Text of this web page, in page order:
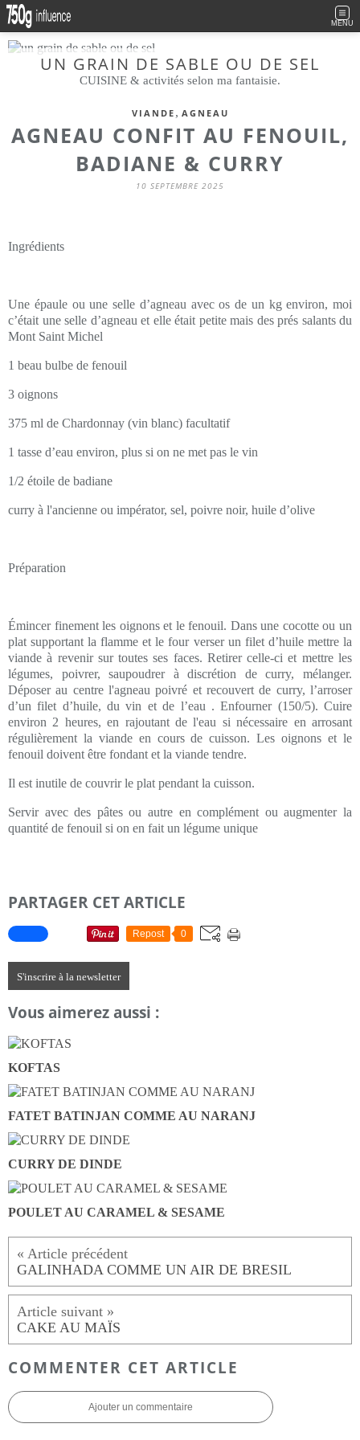
MENU
UN GRAIN DE SABLE OU DE SEL
CUISINE & activités selon ma fantaisie.
VIANDE , AGNEAU
AGNEAU CONFIT AU FENOUIL,
BADIANE & CURRY
10 SEPTEMBRE 2025
Ingrédients
Une épaule ou une selle d’agneau avec os de un kg environ, moi
c’était une selle d’agneau et elle était petite mais des prés salants du
Mont Saint Michel
1 beau bulbe de fenouil
3 oignons
375 ml de Chardonnay (vin blanc) facultatif
1 tasse d’eau environ, plus si on ne met pas le vin
1/2 étoile de badiane
curry à l'ancienne ou impérator, sel, poivre noir, huile d’olive
Préparation
Émincer finement les oignons et le fenouil. Dans une cocotte ou un
plat supportant la flamme et le four verser un filet d’huile mettre la
viande à revenir sur toutes ses faces. Retirer celle-ci et mettre les
légumes, poivrer, saupoudrer à discrétion de curry, mélanger.
Déposer au centre l'agneau poivré et recouvert de curry, l’arroser
d’un filet d’huile, du vin et de l’eau . Enfourner (150/5). Cuire
environ 2 heures, en rajoutant de l'eau si nécessaire en arrosant
régulièrement la viande en cours de cuisson. Les oignons et le
fenouil doivent être fondant et la viande tendre.
Il est inutile de couvrir le plat pendant la cuisson.
Servir avec des pâtes ou autre en complément ou augmenter la
quantité de fenouil si on en fait un légume unique
PARTAGER CET ARTICLE
Repost 0
S'inscrire à la newsletter
Vous aimerez aussi :
KOFTAS
FATET BATINJAN COMME AU NARANJ
CURRY DE DINDE
POULET AU CARAMEL & SESAME
GALINHADA COMME UN AIR DE BRESIL
CAKE AU MAÏS
COMMENTER CET ARTICLE
Ajouter un commentaire